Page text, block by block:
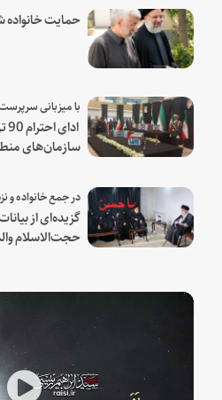
حمایت
با میزبانی
سازمان‌های
گزیده‌ای از
حجت‌الاسلام